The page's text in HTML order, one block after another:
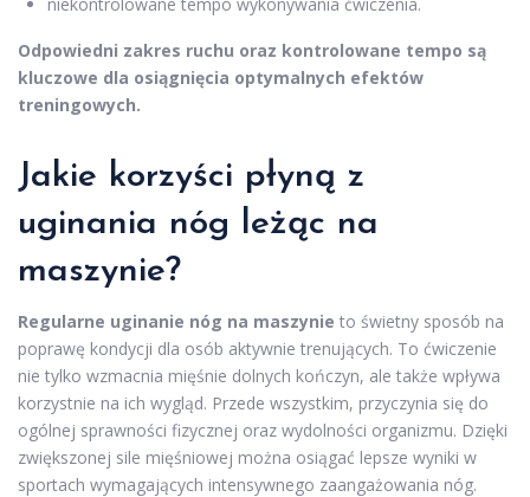
Odpowiedni zakres ruchu oraz kontrolowane tempo są
kluczowe dla osiągnięcia optymalnych efektów
treningowych.
Jakie korzyści płyną z
uginania nóg leżąc na
maszynie?
Regularne uginanie nóg na maszynie to świetny sposób na
poprawę kondycji dla osób aktywnie trenujących. To ćwiczenie
nie tylko wzmacnia mięśnie dolnych kończyn, ale także wpływa
korzystnie na ich wygląd. Przede wszystkim, przyczynia się do
ogólnej sprawności fizycznej oraz wydolności organizmu. Dzięki
zwiększonej sile mięśniowej można osiągać lepsze wyniki w
sportach wymagających intensywnego zaangażowania nóg.